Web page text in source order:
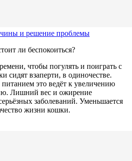
и решение проблемы
ли беспокоиться?
чтобы погулять и поиграть с
взаперти, в одиночестве.
это ведёт к увеличению
Лишний вес и ожирение
заболеваний. Уменьшается
жизни кошки.